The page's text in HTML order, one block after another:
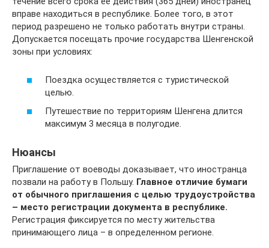
вправе находиться в республике. Более того, в этот
период разрешено не только работать внутри страны.
Допускается посещать прочие государства Шенгенской
зоны при условиях:
Поездка осуществляется с туристической
целью.
Путешествие по территориям Шенгена длится
максимум 3 месяца в полугодие.
Нюансы
Приглашение от воеводы доказывает, что иностранца
позвали на работу в Польшу. Главное отличие бумаги
от обычного приглашения с целью трудоустройства
– место регистрации документа в республике.
Регистрация фиксируется по месту жительства
принимающего лица – в определенном регионе.